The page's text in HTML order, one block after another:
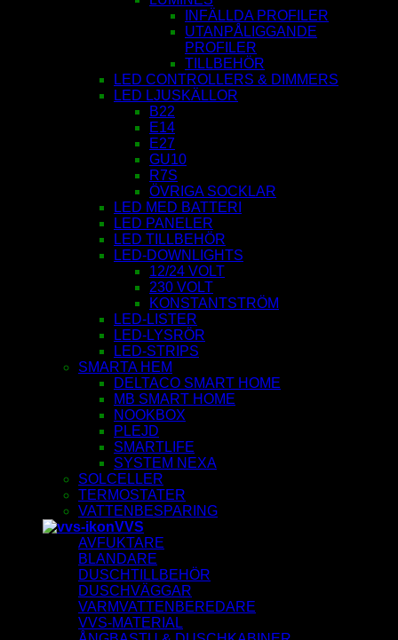
INFÄLLDA PROFILER
UTANPÅLIGGANDE
PROFILER
TILLBEHÖR
LED CONTROLLERS & DIMMERS
LED LJUSKÄLLOR
B22
E14
E27
GU10
R7S
ÖVRIGA SOCKLAR
LED MED BATTERI
LED PANELER
LED TILLBEHÖR
LED-DOWNLIGHTS
12/24 VOLT
230 VOLT
KONSTANTSTRÖM
LED-LISTER
LED-LYSRÖR
LED-STRIPS
SMARTA HEM
DELTACO SMART HOME
MB SMART HOME
NOOKBOX
PLEJD
SMARTLIFE
SYSTEM NEXA
SOLCELLER
TERMOSTATER
VATTENBESPARING
VVS
AVFUKTARE
BLANDARE
DUSCHTILLBEHÖR
DUSCHVÄGGAR
VARMVATTENBEREDARE
VVS-MATERIAL